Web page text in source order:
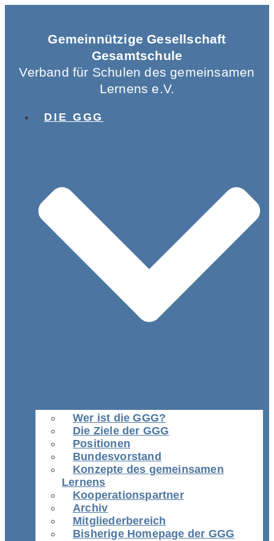
Gemeinnützige Gesellschaft
Gesamtschule
Verband für Schulen des gemeinsamen
Lernens e.V.
DIE GGG
Wer ist die GGG?
Die Ziele der GGG
Positionen
Bundesvorstand
Konzepte des gemeinsamen
Lernens
Kooperationspartner
Archiv
Mitgliederbereich
Bisherige Homepage der GGG